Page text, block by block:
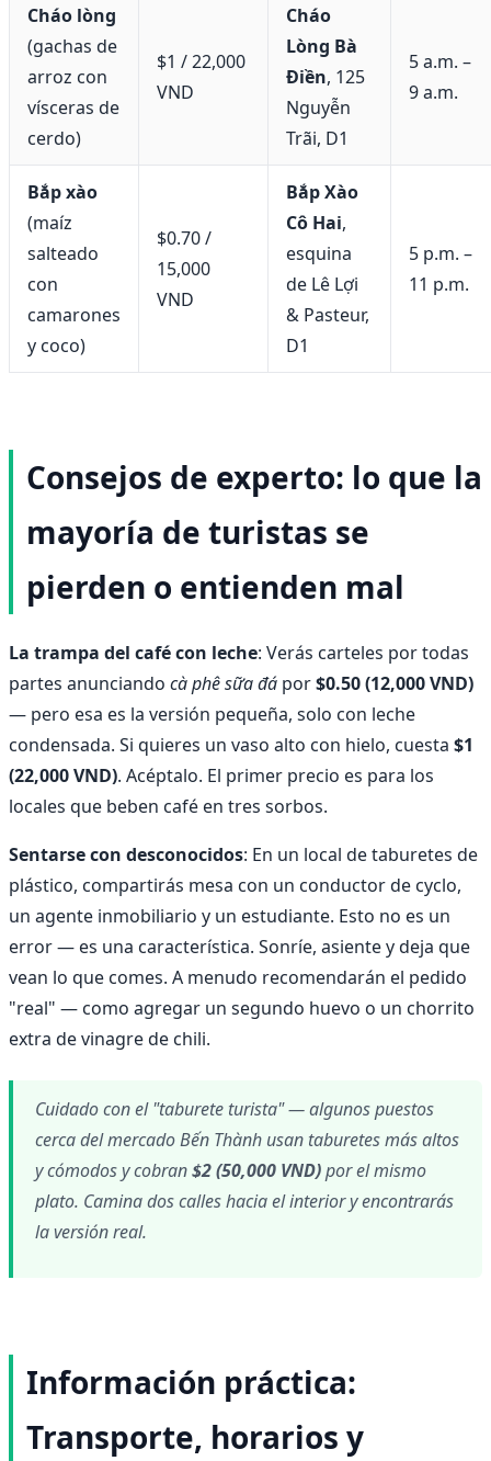
Cháo lòng
(gachas de
arroz con
vísceras de
cerdo)
$1 / 22,000
VND
Cháo
Lòng Bà
Điền, 125
Nguyễn
Trãi, D1
5 a.m. –
9 a.m.
Bắp xào
(maíz
salteado
con
camarones
y coco)
$0.70 /
15,000
VND
Bắp Xào
Cô Hai,
esquina
de Lê Lợi
& Pasteur,
D1
5 p.m. –
11 p.m.
Consejos de experto: lo que la
mayoría de turistas se
pierden o entienden mal
La trampa del café con leche: Verás carteles por todas
partes anunciando cà phê sữa đá por$0.50 (12,000 VND)
— pero esa es la versión pequeña, solo con leche
condensada. Si quieres un vaso alto con hielo, cuesta $1
(22,000 VND). Acéptalo. El primer precio es para los
locales que beben café en tres sorbos.
Sentarse con desconocidos: En un local de taburetes de
plástico, compartirás mesa con un conductor de cyclo,
un agente inmobiliario y un estudiante. Esto no es un
error — es una característica. Sonríe, asiente y deja que
vean lo que comes. A menudo recomendarán el pedido
"real" — como agregar un segundo huevo o un chorrito
extra de vinagre de chili.
Cuidado con el "taburete turista" — algunos puestos
cerca del mercado Bến Thành usan taburetes más altos
y cómodos y cobran$2 (50,000 VND)por el mismo
plato. Camina dos calles hacia el interior y encontrarás
la versión real.
Información práctica:
Transporte, horarios y